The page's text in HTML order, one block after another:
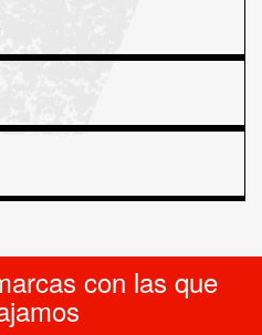
con las que